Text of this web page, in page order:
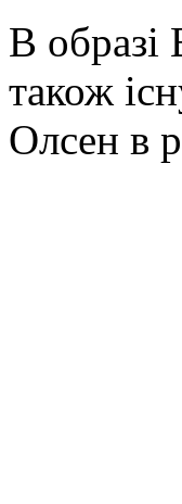
В образі
також
Олсен в